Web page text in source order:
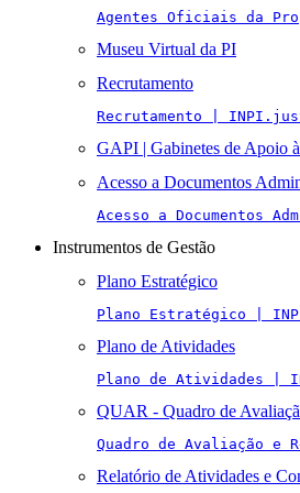
Agentes Oficiais da
Museu Virtual da PI
Recrutamento
Recrutamento |
GAPI | Gabinetes de Apoio
Acesso a Documentos
Acesso a Documentos
Instrumentos de Gestão
Plano Estratégico
Plano Estratégico |
Plano de Atividades
Plano de Atividades |
QUAR - Quadro de
Quadro de Avaliação e
Relatório de Atividades e